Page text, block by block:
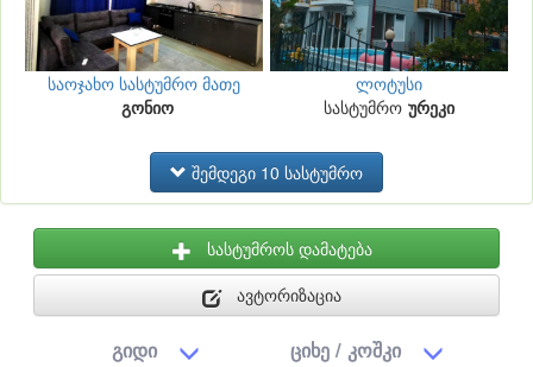
საოჯახო სასტუმრო მათე
გონიო
ლოტუსი
სასტუმრო ურეკი
შემდეგი 10 სასტუმრო
სასტუმროს დამატება
ავტორიზაცია
გიდი ციხე / კოშკი